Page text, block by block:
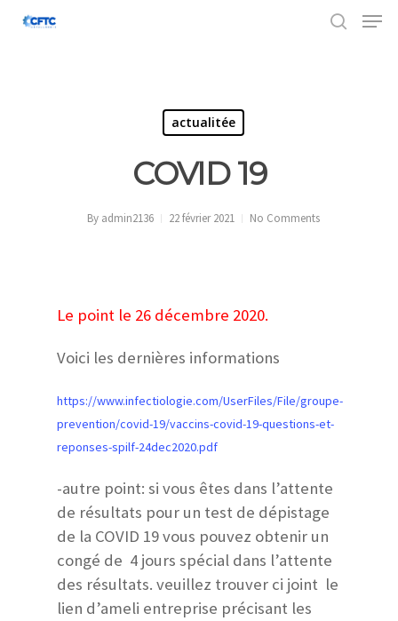
Hit enter to search or ESC to close
actualitée
COVID 19
By admin2136 22 février 2021 No Comments
Le point le 26 décembre 2020.
Voici les dernières informations
https://www.infectiologie.com/UserFiles/File/groupe-
prevention/covid-19/vaccins-covid-19-questions-et-
reponses-spilf-24dec2020.pdf
-autre point: si vous êtes dans l’attente
de résultats pour un test de dépistage
de la COVID 19 vous pouvez obtenir un
congé de 4 jours spécial dans l’attente
des résultats. veuillez trouver ci joint le
lien d’ameli entreprise précisant les